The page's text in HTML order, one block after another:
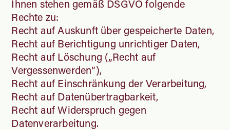
Ihnen stehen gemäß DSGVO folgende
Rechte zu:
Recht auf Auskunft über gespeicherte Daten,
Recht auf Berichtigung unrichtiger Daten,
Recht auf Löschung („Recht auf
Vergessenwerden“),
Recht auf Einschränkung der Verarbeitung,
Recht auf Datenübertragbarkeit,
Recht auf Widerspruch gegen
Datenverarbeitung.